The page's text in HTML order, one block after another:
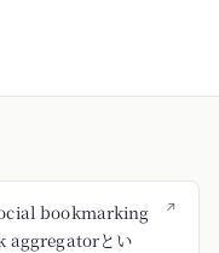
↗
bookmarking
aggregatorとい